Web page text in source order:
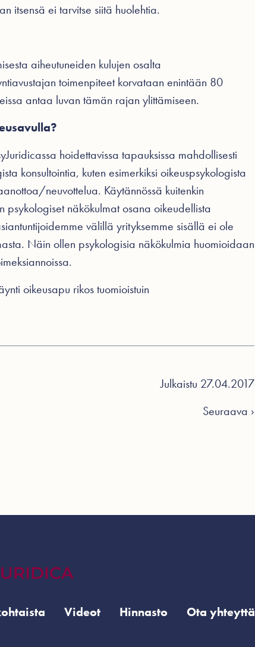
itsensä ei tarvitse siitä huolehtia.
aiheutuneiden kulujen osalta
toimenpiteet korvataan enintään 80
antaa luvan tämän rajan ylittämiseen.
hoidettavissa tapauksissa mahdollisesti
konsultointia, kuten esimerkiksi oikeuspsykologista
neuvottelua. Käytännössä kuitenkin
psykologiset näkökulmat osana oikeudellista
välillä yrityksemme sisällä ei ole
Näin ollen psykologisia näkökulmia huomioidaan
oikeusapu rikostuomioistuin
Julkaistu 27.04.2017
Seuraava ›
Videot Hinnasto Ota yhteyttä